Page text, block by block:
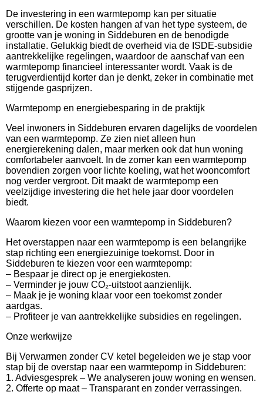
De investering in een warmtepomp kan per situatie
verschillen. De kosten hangen af van het type systeem, de
grootte van je woning in Siddeburen en de benodigde
installatie. Gelukkig biedt de overheid via de ISDE-subsidie
aantrekkelijke regelingen, waardoor de aanschaf van een
warmtepomp financieel interessanter wordt. Vaak is de
terugverdientijd korter dan je denkt, zeker in combinatie met
stijgende gasprijzen.
Warmtepomp en energiebesparing in de praktijk
Veel inwoners in Siddeburen ervaren dagelijks de voordelen
van een warmtepomp. Ze zien niet alleen hun
energierekening dalen, maar merken ook dat hun woning
comfortabeler aanvoelt. In de zomer kan een warmtepomp
bovendien zorgen voor lichte koeling, wat het wooncomfort
nog verder vergroot. Dit maakt de warmtepomp een
veelzijdige investering die het hele jaar door voordelen
biedt.
Waarom kiezen voor een warmtepomp in Siddeburen?
Het overstappen naar een warmtepomp is een belangrijke
stap richting een energiezuinige toekomst. Door in
Siddeburen te kiezen voor een warmtepomp:
– Bespaar je direct op je energiekosten.
– Verminder je jouw CO₂-uitstoot aanzienlijk.
– Maak je je woning klaar voor een toekomst zonder
aardgas.
– Profiteer je van aantrekkelijke subsidies en regelingen.
Onze werkwijze
Bij Verwarmen zonder CV ketel begeleiden we je stap voor
stap bij de overstap naar een warmtepomp in Siddeburen:
1. Adviesgesprek – We analyseren jouw woning en wensen.
2. Offerte op maat – Transparant en zonder verrassingen.